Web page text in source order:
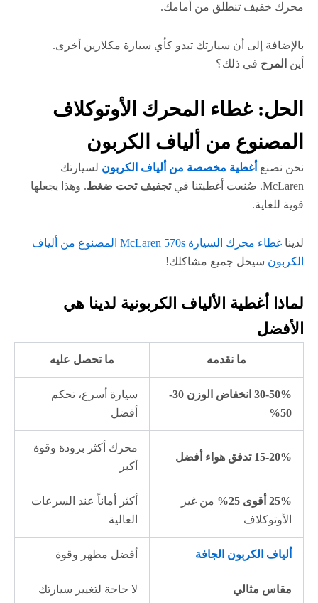
محرك خفيف تنطلق من أمامك.
بالإضافة إلى أن سيارتك تبدو كأي سيارة مكلارين أخرى.
أين المرح في ذلك؟
الحل: غطاء المحرك الأوتوكلاف
المصنوع من ألياف الكربون
نحن نصنع أغطية مخصصة من ألياف الكربون لسيارتك
McLaren. صُنعت أغطيتنا في
تجفيف تحت ضغط. وهذا يجعلها
قوية للغاية.
لدينا
غطاء محرك السيارة McLaren 570s المصنوع من ألياف
الكربون سيحل جميع مشاكلك!
لماذا أغطية الألياف الكربونية لدينا هي
الأفضل
ما نقدمه ما تحصل عليه
30-50% انخفاض الوزن 30-
50%
سيارة أسرع، تحكم
أفضل
15-20% تدفق هواء أفضل
محرك أكثر برودة وقوة
أكبر
25% أقوى 25%
من غير
الأوتوكلاف
أكثر أماناً عند السرعات
العالية
ألياف الكربون الجافة أفضل مظهر وقوة
مقاس مثالي لا حاجة لتغيير سيارتك